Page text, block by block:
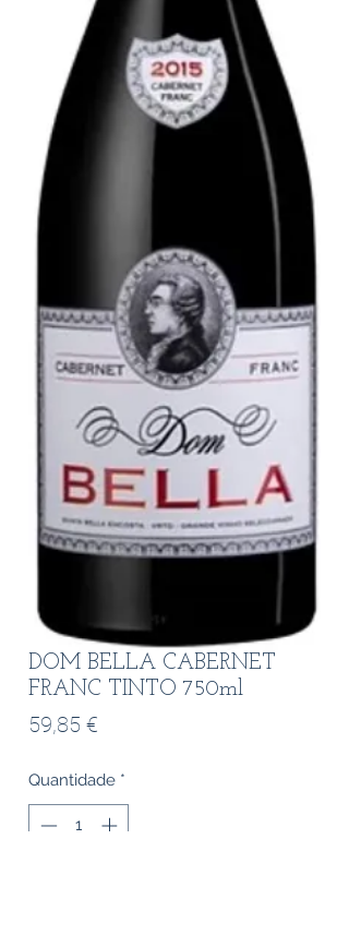
DOM BELLA CABERNET
FRANC TINTO 750ml
59,85 €
Quantidade *